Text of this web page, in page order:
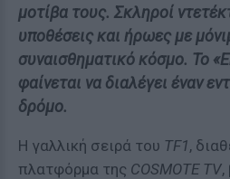
μοτίβα τους. Σκληροί
υποθέσεις και ήρωες με
συναισθηματικό κόσμο. Το
φαίνεται να διαλέγει έναν
δρόμο.
Η γαλλική σειρά του TF1,
πλατφόρμα της COSMOTE TV,